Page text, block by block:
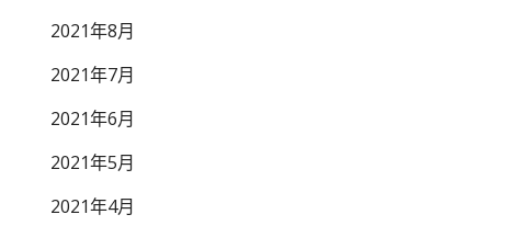
2021年8月
2021年7月
2021年6月
2021年5月
2021年4月